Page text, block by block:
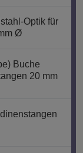
Optik für
Ø
Buche
20 mm